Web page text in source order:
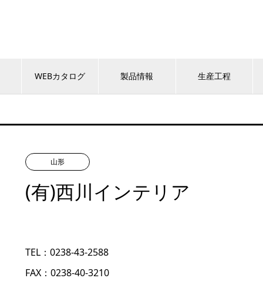
WEBカタログ 製品情報 生産工程
山形
(有)西川インテリア
TEL：0238-43-2588
FAX：0238-40-3210